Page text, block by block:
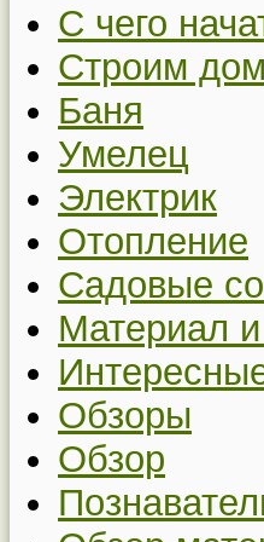
С чего
Строим дом
Баня
Умелец
Электрик
Отопление
Садовые
Материал
Обзоры
Обзор